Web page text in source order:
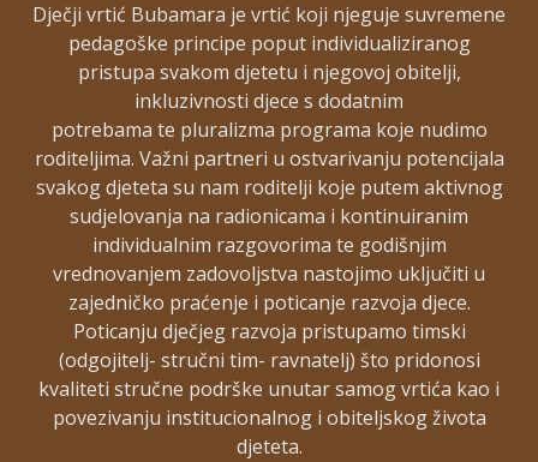
Dječji vrtić Bubamara je vrtić koji njeguje suvremene
pedagoške principe poput individualiziranog
pristupa svakom djetetu i njegovoj obitelji,
inkluzivnosti djece s dodatnim
potrebama te pluralizma programa koje nudimo
roditeljima. Važni partneri u ostvarivanju potencijala
svakog djeteta su nam roditelji koje putem aktivnog
sudjelovanja na radionicama i kontinuiranim
individualnim razgovorima te godišnjim
vrednovanjem zadovoljstva nastojimo uključiti u
zajedničko praćenje i poticanje razvoja djece.
Poticanju dječjeg razvoja pristupamo timski
(odgojitelj- stručni tim- ravnatelj) što pridonosi
kvaliteti stručne podrške unutar samog vrtića kao i
povezivanju institucionalnog i obiteljskog života
djeteta.